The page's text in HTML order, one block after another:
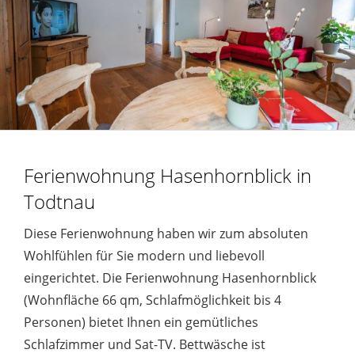
Ferienwohnung Hasenhornblick in
Todtnau
Diese Ferienwohnung haben wir zum absoluten
Wohlfühlen für Sie modern und liebevoll
eingerichtet. Die Ferienwohnung Hasenhornblick
(Wohnfläche 66 qm, Schlafmöglichkeit bis 4
Personen) bietet Ihnen ein gemütliches
Schlafzimmer und Sat-TV. Bettwäsche ist